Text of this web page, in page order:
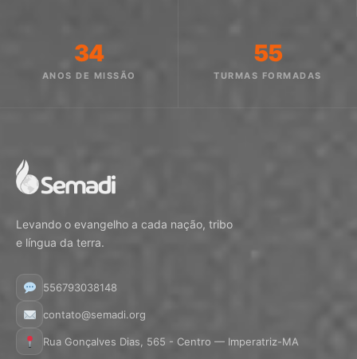
34
ANOS DE MISSÃO
55
TURMAS FORMADAS
Levando o evangelho a cada nação, tribo
e língua da terra.
556793038148
contato@semadi.org
Rua Gonçalves Dias, 565 - Centro — Imperatriz-MA